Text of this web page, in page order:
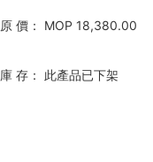
原 價： MOP 18,380.00
庫 存： 此產品已下架